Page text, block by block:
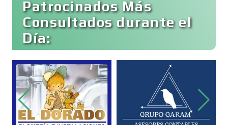
Bebidas
Belleza
Bordados y Estampados
Patrocinados Más
Consultados durante el
Día: